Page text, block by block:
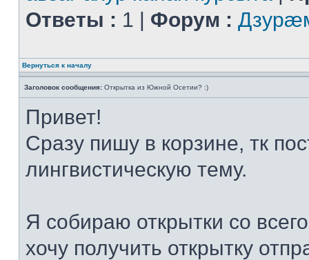
Ответы : 1 | Форум :
Вернуться к началу
Заголовок сообщения: Открытка из Южной Осетии? :)
Привет!
Сразу пишу в корзине, тк
лингвистическую тему.
Я собираю открытки со
хочу получить открытку